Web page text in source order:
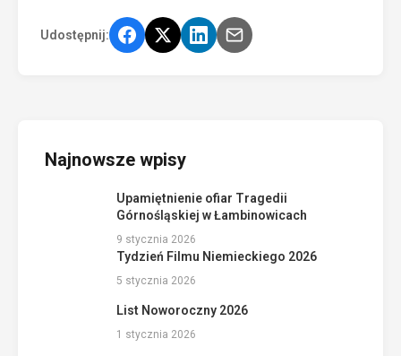
Udostępnij:
Najnowsze wpisy
Upamiętnienie ofiar Tragedii
Górnośląskiej w Łambinowicach
9 stycznia 2026
Tydzień Filmu Niemieckiego 2026
5 stycznia 2026
List Noworoczny 2026
1 stycznia 2026